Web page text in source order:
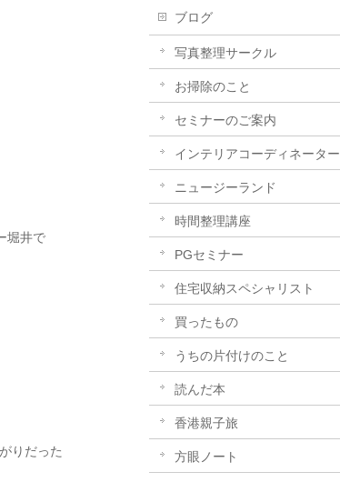
堀井で
りだった
ブログ
写真整理サークル
お掃除のこと
セミナーのご案内
インテリアコーディネーター
ニュージーランド
時間整理講座
PGセミナー
住宅収納スペシャリスト
買ったもの
うちの片付けのこと
読んだ本
香港親子旅
方眼ノート